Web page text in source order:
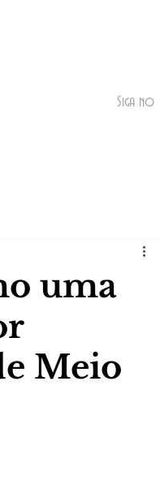
Siga no
uma
Meio